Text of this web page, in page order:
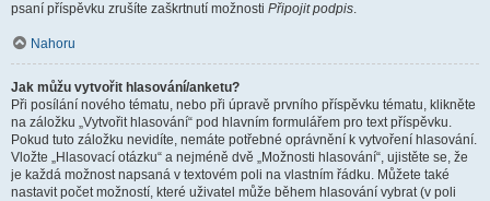
psaní příspěvku zrušíte zaškrtnutí možnosti Připojit podpis.
Nahoru
Jak můžu vytvořit hlasování/anketu?
Při posílání nového tématu, nebo při úpravě prvního příspěvku tématu, klikněte
na záložku „Vytvořit hlasování“ pod hlavním formulářem pro text příspěvku.
Pokud tuto záložku nevidíte, nemáte potřebné oprávnění k vytvoření hlasování.
Vložte „Hlasovací otázku“ a nejméně dvě „Možnosti hlasování“, ujistěte se, že
je každá možnost napsaná v textovém poli na vlastním řádku. Můžete také
nastavit počet možností, které uživatel může během hlasování vybrat (v poli